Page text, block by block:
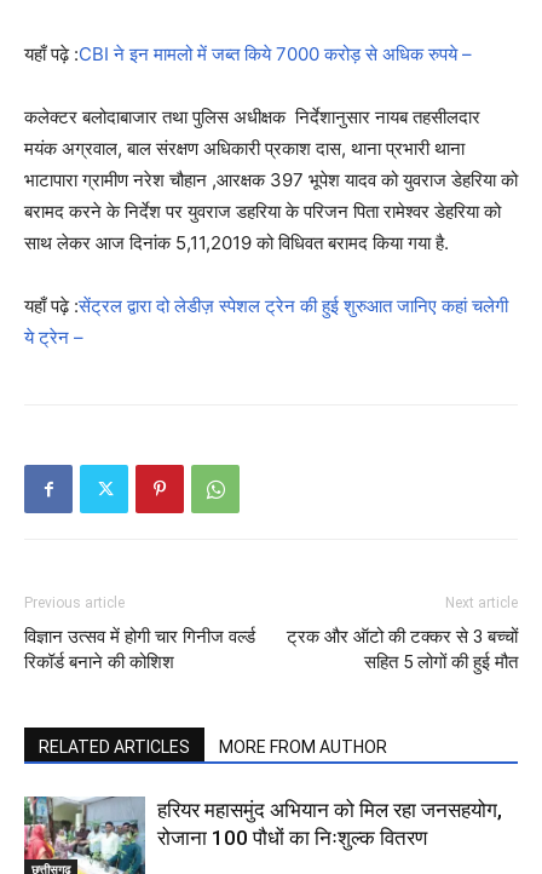
यहाँ पढ़े :CBI ने इन मामलो में जब्त किये 7000 करोड़ से अधिक रुपये –
कलेक्टर बलोदाबाजार तथा पुलिस अधीक्षक निर्देशानुसार नायब तहसीलदार
मयंक अग्रवाल, बाल संरक्षण अधिकारी प्रकाश दास, थाना प्रभारी थाना
भाटापारा ग्रामीण नरेश चौहान ,आरक्षक 397 भूपेश यादव को युवराज डेहरिया को
बरामद करने के निर्देश पर युवराज डहरिया के परिजन पिता रामेश्वर डेहरिया को
साथ लेकर आज दिनांक 5,11,2019 को विधिवत बरामद किया गया है.
यहाँ पढ़े :सेंट्रल द्वारा दो लेडीज़ स्पेशल ट्रेन की हुई शुरुआत जानिए कहां चलेगी
ये ट्रेन –
Previous article
विज्ञान उत्सव में होगी चार गिनीज वर्ल्ड
रिकॉर्ड बनाने की कोशिश
Next article
ट्रक और ऑटो की टक्कर से 3 बच्चों
सहित 5 लोगों की हुई मौत
RELATED ARTICLES MORE FROM AUTHOR
छत्तीसगढ़
हरियर महासमुंद अभियान को मिल रहा जनसहयोग,
रोजाना 100 पौधों का निःशुल्क वितरण